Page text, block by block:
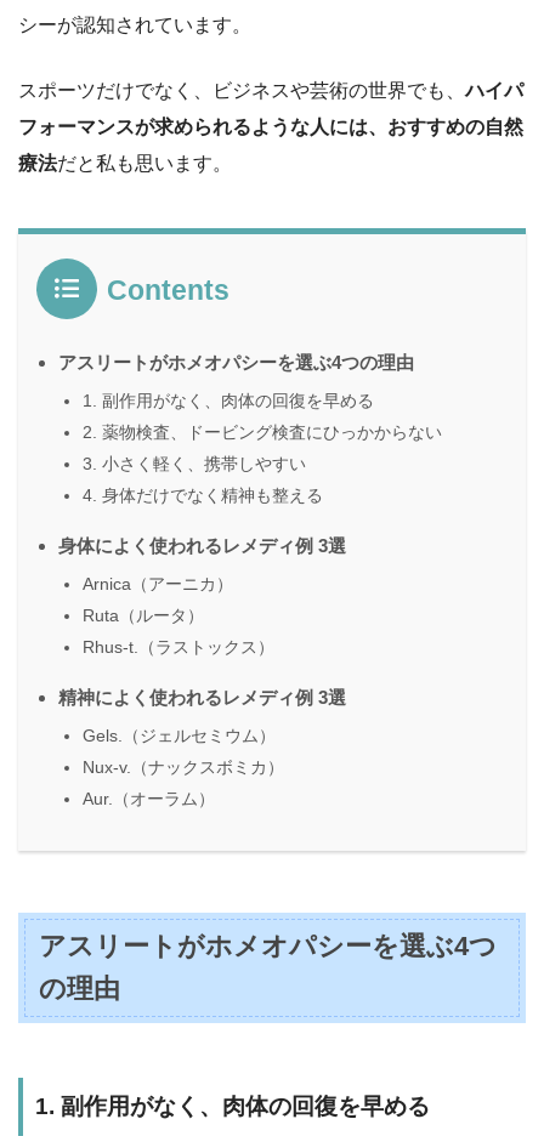
シーが認知されています。
スポーツだけでなく、ビジネスや芸術の世界でも、ハイパ
フォーマンスが求められるような人には、おすすめの自然
療法だと私も思います。
Contents
アスリートがホメオパシーを選ぶ4つの理由
1. 副作用がなく、肉体の回復を早める
2. 薬物検査、ドービング検査にひっかからない
3. 小さく軽く、携帯しやすい
4. 身体だけでなく精神も整える
身体によく使われるレメディ例 3選
Arnica（アーニカ）
Ruta（ルータ）
Rhus-t.（ラストックス）
精神によく使われるレメディ例 3選
Gels.（ジェルセミウム）
Nux-v.（ナックスボミカ）
Aur.（オーラム）
アスリートがホメオパシーを選ぶ4つ
の理由
1. 副作用がなく、肉体の回復を早める